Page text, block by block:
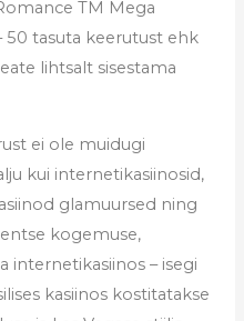
TM Mega
tasuta keerutust ehk
lihtsalt sisestama
ei ole muidugi
kui internetikasiinosid,
glamuursed ning
kogemuse,
internetikasiinos – isegi
kasiinos kostitatakse